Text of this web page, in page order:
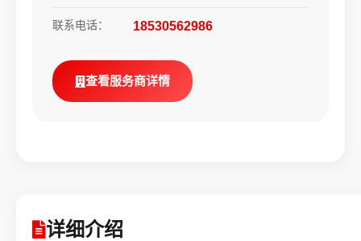
联系电话： 18530562986
查看服务商详情
详细介绍